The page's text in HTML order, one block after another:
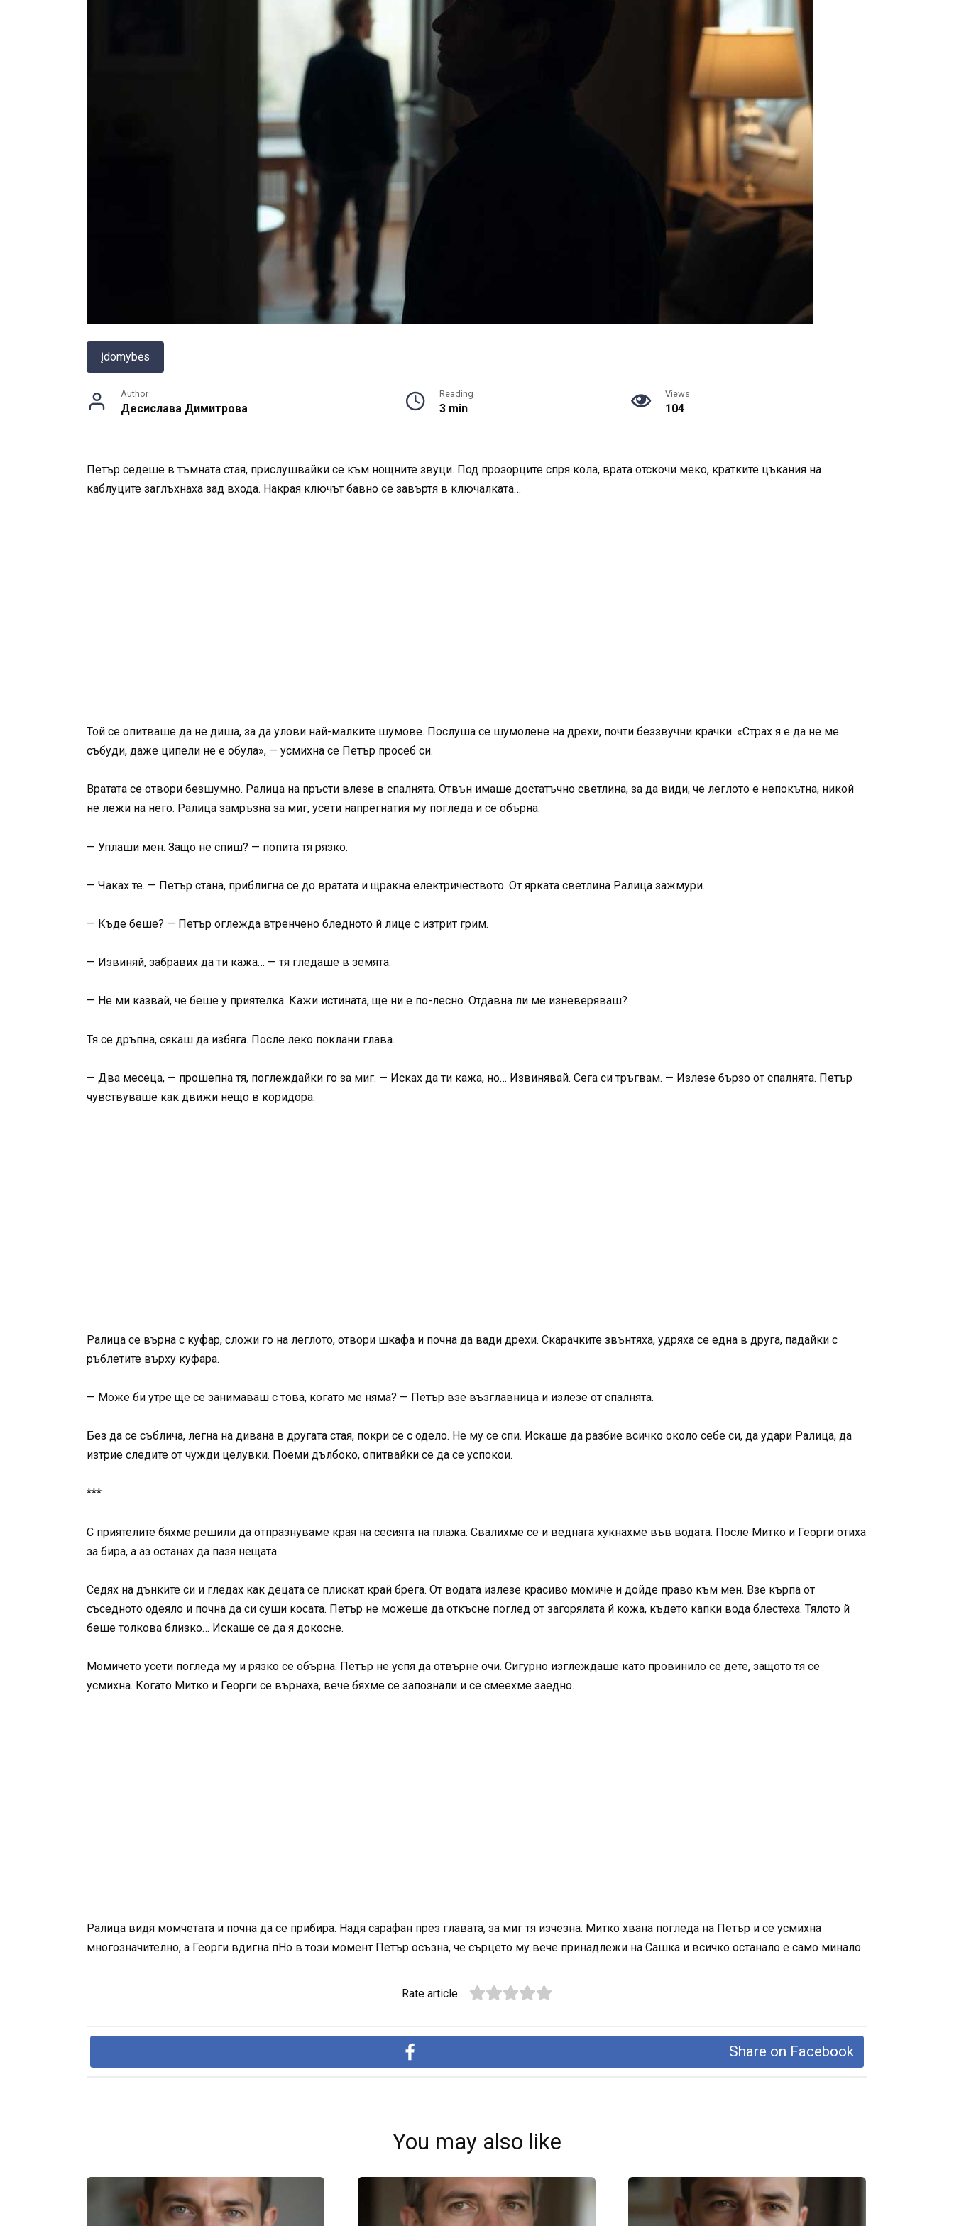
Įdomybės
Author
Десислава Димитрова
Reading
3 min
Views
104
Петър седеше в тъмната стая, прислушвайки се към нощните звуци. Под прозорците спря кола, врата отскочи меко, кратките цъкания на
каблуците заглъхнаха зад входа. Накрая ключът бавно се завъртя в ключалката…
Той се опитваше да не диша, за да улови най-малките шумове. Послуша се шумолене на дрехи, почти беззвучни крачки. «Страх я е да не ме
събуди, даже ципели не е обула», — усмихна се Петър просеб си.
Вратата се отвори безшумно. Ралица на пръсти влезе в спалнята. Отвън имаше достатъчно светлина, за да види, че леглото е непокътна, никой
не лежи на него. Ралица замръзна за миг, усети напрегнатия му погледа и се обърна.
— Уплаши мен. Защо не спиш? — попита тя рязко.
— Чаках те. — Петър стана, приблигна се до вратата и щракна електричеството. От ярката светлина Ралица зажмури.
— Къде беше? — Петър оглежда втренчено бледното й лице с изтрит грим.
— Извиняй, забравих да ти кажа… — тя гледаше в земята.
— Не ми казвай, че беше у приятелка. Кажи истината, ще ни е по-лесно. Отдавна ли ме изневеряваш?
Тя се дръпна, сякаш да избяга. После леко поклани глава.
— Два месеца, — прошепна тя, поглеждайки го за миг. — Исках да ти кажа, но… Извинявай. Сега си тръгвам. — Излезе бързо от спалнята. Петър
чувствуваше как движи нещо в коридора.
Ралица се върна с куфар, сложи го на леглото, отвори шкафа и почна да вади дрехи. Скарачките звънтяха, удряха се една в друга, падайки с
ръблетите върху куфара.
— Може би утре ще се занимаваш с това, когато ме няма? — Петър взе възглавница и излезе от спалнята.
Без да се съблича, легна на дивана в другата стая, покри се с одело. Не му се спи. Искаше да разбие всичко около себе си, да удари Ралица, да
изтрие следите от чужди целувки. Поеми дълбоко, опитвайки се да се успокои.
***
С приятелите бяхме решили да отпразнуваме края на сесията на плажа. Свалихме се и веднага хукнахме във водата. После Митко и Георги отиха
за бира, а аз останах да пазя нещата.
Седях на дънките си и гледах как децата се плискат край брега. От водата излезе красиво момиче и дойде право към мен. Взе кърпа от
съседното одеяло и почна да си суши косата. Петър не можеше да откъсне поглед от загорялата й кожа, където капки вода блестеха. Тялото й
беше толкова близко… Искаше се да я докосне.
Момичето усети погледа му и рязко се обърна. Петър не успя да отвърне очи. Сигурно изглеждаше като провинило се дете, защото тя се
усмихна. Когато Митко и Георги се върнаха, вече бяхме се запознали и се смеехме заедно.
Ралица видя момчетата и почна да се прибира. Надя сарафан през главата, за миг тя изчезна. Митко хвана погледа на Петър и се усмихна
многозначително, а Георги вдигна пНо в този момент Петър осъзна, че сърцето му вече принадлежи на Сашка и всичко останало е само минало.
Rate article
Share on Facebook
You may also like